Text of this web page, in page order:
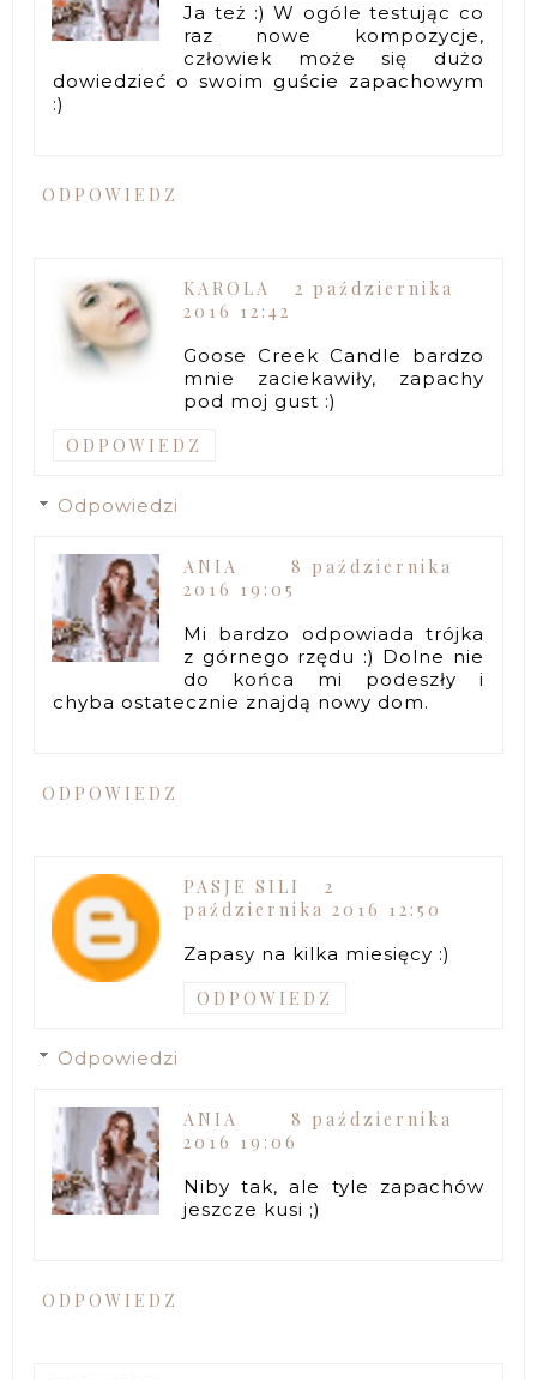
Ja też :) W ogóle testując co
raz nowe kompozycje,
człowiek może się dużo
dowiedzieć o swoim guście zapachowym
:)
ODPOWIEDZ
KAROLA
2 października
2016 12:42
Goose Creek Candle bardzo
mnie zaciekawiły, zapachy
pod moj gust :)
ODPOWIEDZ
Odpowiedzi
ANIA
8 października
2016 19:05
Mi bardzo odpowiada trójka
z górnego rzędu :) Dolne nie
do końca mi podeszły i
chyba ostatecznie znajdą nowy dom.
ODPOWIEDZ
PASJE SILI
2
października 2016 12:50
Zapasy na kilka miesięcy :)
ODPOWIEDZ
Odpowiedzi
ANIA
8 października
2016 19:06
Niby tak, ale tyle zapachów
jeszcze kusi ;)
ODPOWIEDZ